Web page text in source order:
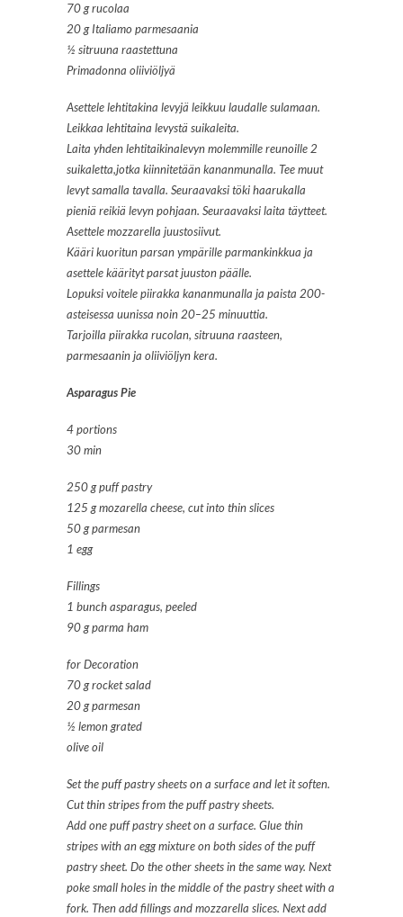
70 g rucolaa
20 g Italiamo parmesaania
½ sitruuna raastettuna
Primadonna oliiviöljyä
Asettele lehtitakina levyjä leikkuu laudalle sulamaan.
Leikkaa lehtitaina levystä suikaleita.
Laita yhden lehtitaikinalevyn molemmille reunoille 2
suikaletta,jotka kiinnitetään kananmunalla. Tee muut
levyt samalla tavalla. Seuraavaksi töki haarukalla
pieniä reikiä levyn pohjaan. Seuraavaksi laita täytteet.
Asettele mozzarella juustosiivut.
Kääri kuoritun parsan ympärille parmankinkkua ja
asettele käärityt parsat juuston päälle.
Lopuksi voitele piirakka kananmunalla ja paista 200-
asteisessa uunissa noin 20–25 minuuttia.
Tarjoilla piirakka rucolan, sitruuna raasteen,
parmesaanin ja oliiviöljyn kera.
Asparagus Pie
4 portions
30 min
250 g puff pastry
125 g mozarella cheese, cut into thin slices
50 g parmesan
1 egg
Fillings
1 bunch asparagus, peeled
90 g parma ham
for Decoration
70 g rocket salad
20 g parmesan
½ lemon grated
olive oil
Set the puff pastry sheets on a surface and let it soften.
Cut thin stripes from the puff pastry sheets.
Add one puff pastry sheet on a surface. Glue thin
stripes with an egg mixture on both sides of the puff
pastry sheet. Do the other sheets in the same way. Next
poke small holes in the middle of the pastry sheet with a
fork. Then add fillings and mozzarella slices. Next add